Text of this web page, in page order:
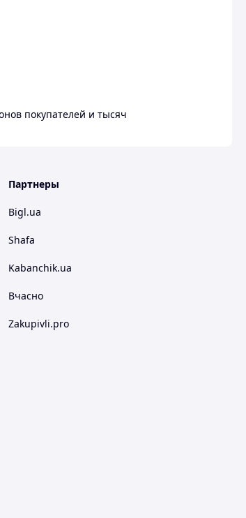
покупателей и тысяч
Партнеры
Bigl.ua
Shafa
Kabanchik.ua
Вчасно
Zakupivli.pro